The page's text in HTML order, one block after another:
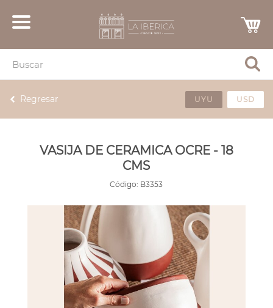
Regresar UYU USD
VASIJA DE CERAMICA OCRE - 18
CMS
Código: B3353